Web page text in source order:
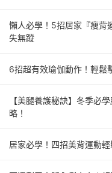
懶人必學！5招居家『瘦背
失無蹤
6招超有效瑜伽動作！輕鬆
【美腿養護秘訣】冬季必
略！
居家必學！四招美背運動